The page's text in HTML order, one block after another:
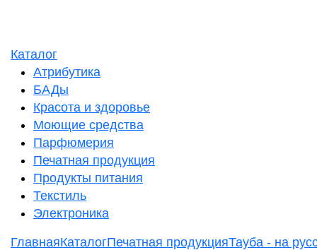
Каталог
Атрибутика
БАДы
Красота и здоровье
Моющие средства
Парфюмерия
Печатная продукция
Продукты питания
Текстиль
Электроника
ГлавнаяКаталогПечатная продукцияТауба - на